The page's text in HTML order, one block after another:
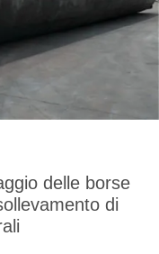
delle borse
di